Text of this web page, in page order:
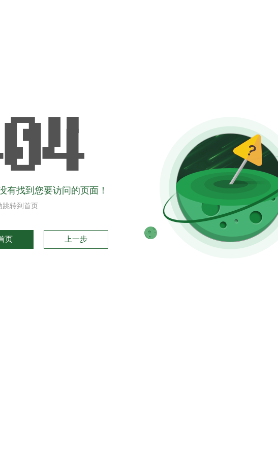
有找到您要访问的页面！
转到首页
页 上一步